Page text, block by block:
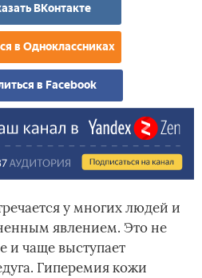
ВКонтакте
в Одноклассниках
в Facebook
у многих людей и
явлением. Это не
и чаще выступает
Гиперемия кожи